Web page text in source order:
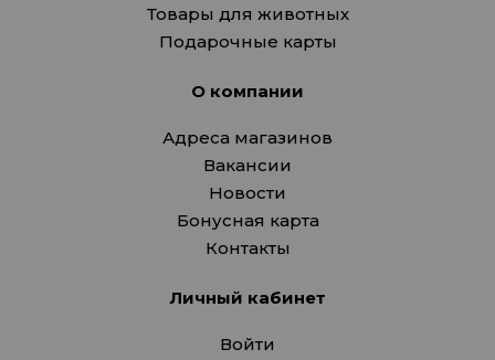
Товары для животных
Подарочные карты
О компании
Адреса магазинов
Вакансии
Новости
Бонусная карта
Контакты
Личный кабинет
Войти